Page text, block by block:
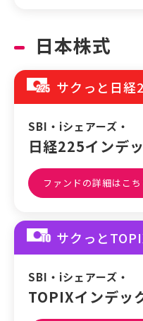
日本株式
サクっと日経
SBI・iシェアーズ・
日経225インデ
ファンドの詳細はこち
サクっと
SBI・iシェアーズ・
TOPIXインデッ